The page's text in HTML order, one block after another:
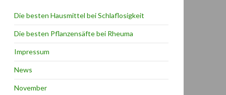
Die besten Hausmittel bei Schlaflosigkeit
Die besten Pflanzensäfte bei Rheuma
Impressum
News
November